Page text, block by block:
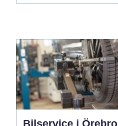
Bilservice i Örebro